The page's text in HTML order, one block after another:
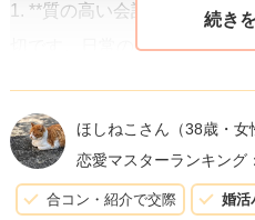
1. **質の高い会話を心がける
切です。日常の出来事や共通
2. **面会前の期待の管理:** 現
とは違った印象を受けること
ほしねこさん （38歳・女
恋愛マスターランキング：
合コン・紹介で交際 婚活